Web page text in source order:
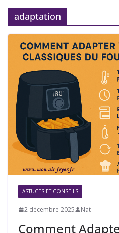
adaptation
ASTUCES ET CONSEILS
2 décembre 2025 Nat
Comment